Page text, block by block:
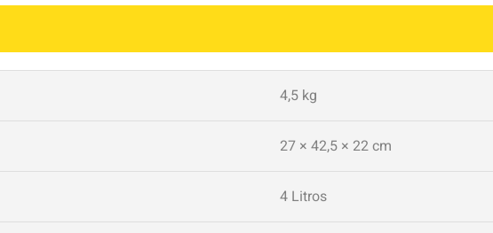
4,5 kg
27 × 42,5 × 22 cm
4 Litros